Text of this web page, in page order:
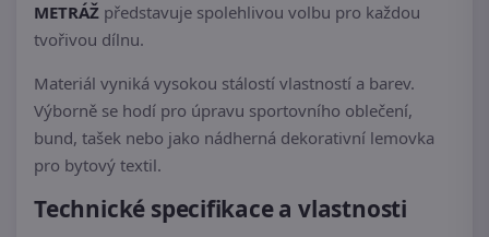
METRÁŽ představuje spolehlivou volbu pro každou
tvořivou dílnu.
Materiál vyniká vysokou stálostí vlastností a barev.
Výborně se hodí pro úpravu sportovního oblečení,
bund, tašek nebo jako nádherná dekorativní lemovka
pro bytový textil.
Technické specifikace a vlastnosti